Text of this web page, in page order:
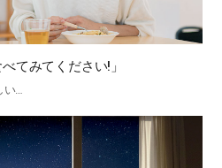
てみてください!」
い…